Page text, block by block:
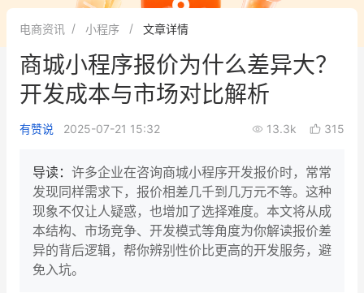
面对面聊增长
新零售大会 新零售茶会
增长产品指南
智库 产品场景库
产品更新动态
电商资讯 小程序 文章详情
商城小程序报价为什么差异大？
开发成本与市场对比解析
有赞说 2025-07-21 15:32 13.3k 315
导读： 许多企业在咨询商城小程序开发报价时，常常
发现同样需求下，报价相差几千到几万元不等。这种
现象不仅让人疑惑，也增加了选择难度。本文将从成
本结构、市场竞争、开发模式等角度为你解读报价差
异的背后逻辑，帮你辨别性价比更高的开发服务，避
免入坑。